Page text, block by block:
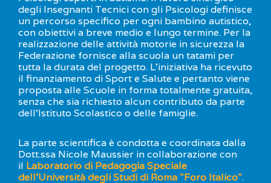
Mappa del sito
Cerca
Contatti
News
Cookies Accept
Newsletter
Catalogo formativo
Webinar
Corsi Monotematici
Corsi di Specializzazione
Corsi Preparatore Fisico
Edutraining class - Didattica infantile
Corso dirigenti sportivi
Corso Direttore di Gara
degli Insegnanti Tecnici con gli Psicologi definisce
un percorso specifico per ogni bambino autistico,
con obiettivi a breve medio e lungo termine. Per la
realizzazione delle attività motorie in sicurezza la
Federazione fornisce alla scuola un tatami per
tutta la durata del progetto. L'iniziativa ha ricevuto
il finanziamento di Sport e Salute e pertanto viene
proposta alle Scuole in forma totalmente gratuita,
senza che sia richiesto alcun contributo da parte
dell'Istituto Scolastico o delle famiglie.
La parte scientifica è condotta e coordinata dalla
Dott.ssa Nicole Maussier in collaborazione con
il Laboratorio di Pedagogia Speciale
dell'Università degli Studi di Roma "Foro Italico".